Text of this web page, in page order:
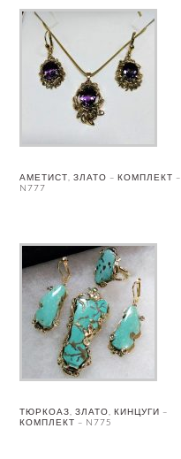
АМЕТИСТ, ЗЛАТО – КОМПЛЕКТ –
N777
ТЮРКОАЗ, ЗЛАТО, КИНЦУГИ –
КОМПЛЕКТ – N775